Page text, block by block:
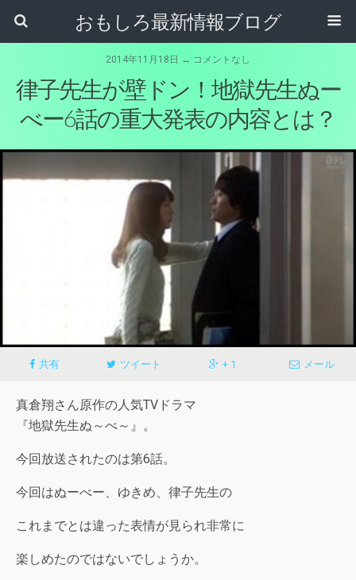
おもしろ最新情報ブログ
2014年11月18日 ↔ コメントなし
律子先生が壁ドン！地獄先生ぬー
べー6話の重大発表の内容とは？
共有 ツイート + 1 メール
真倉翔さん原作の人気TVドラマ
『地獄先生ぬ～べ～』。
今回放送されたのは第6話。
今回はぬーべー、ゆきめ、律子先生の
これまでとは違った表情が見られ非常に
楽しめたのではないでしょうか。